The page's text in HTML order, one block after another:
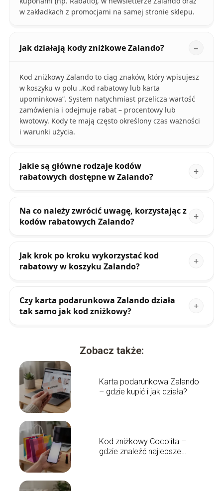
w zakładkach z promocjami na samej stronie sklepu.
Jak działają kody zniżkowe Zalando?
Kod zniżkowy Zalando to ciąg znaków, który wpisujesz
w koszyku w polu „Kod rabatowy lub karta
upominkowa”. System natychmiast przelicza wartość
zamówienia i odejmuje rabat – procentowy lub
kwotowy. Kody te mają często określony czas ważności
i warunki użycia.
Jakie są główne rodzaje kodów
rabatowych dostępne w Zalando?
Na co należy zwrócić uwagę, korzystając z
kodów rabatowych Zalando?
Jak krok po kroku wykorzystać kod
rabatowy w koszyku Zalando?
Czy karta podarunkowa Zalando działa
tak samo jak kod zniżkowy?
Zobacz także:
Karta podarunkowa Zalando
– gdzie kupić i jak działa?
Kod zniżkowy Cocolita –
gdzie znaleźć najlepsze